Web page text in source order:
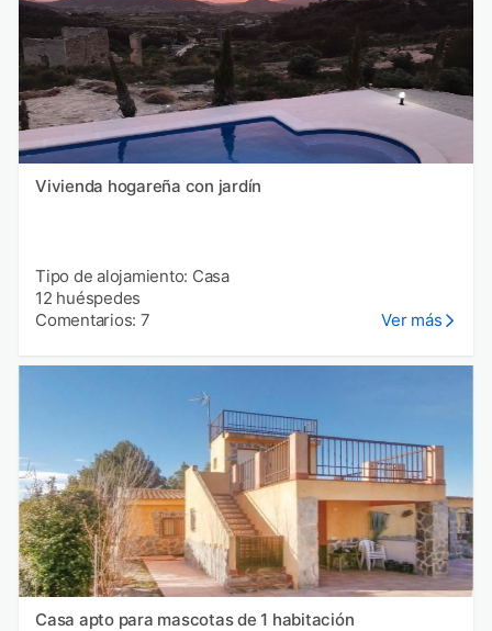
Vivienda hogareña con jardín
Tipo de alojamiento: Casa
12 huéspedes
Comentarios: 7
Ver más
Casa apto para mascotas de 1 habitación